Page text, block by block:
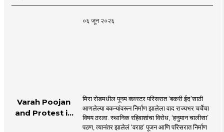
| Shri Krishna
०६ जून २०२६
Varah Poojan
and Protest in
मिरा रोडमधील पूनम क्लस्टर परिसरात ‘बकरी ईद’साठी
आणलेल्या बकऱ्यांवरून निर्माण झालेला वाद राज्यभर चर्चेचा
विषय ठरला. स्थानिक रहिवाशांचा विरोध, ‘हनुमान चालीसा’
पठण, त्यानंतर झालेलं ‘वराह’ पूजन आणि परिसरात निर्माण